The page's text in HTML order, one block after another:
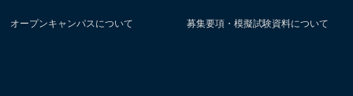
オープンキャンパスについて 募集要項・模擬試験資料について